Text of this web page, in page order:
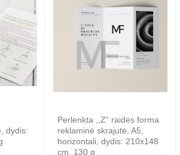
dydis:
Perlenkta ,,Z” raidės forma
reklaminė skrajutė, A5,
horizontali, dydis: 210x148
cm, 130 g